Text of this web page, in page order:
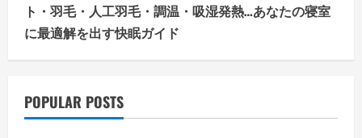
ト・羽毛・人工羽毛・調温・吸湿発熱…あなたの寝室
に最適解を出す快眠ガイド
POPULAR POSTS